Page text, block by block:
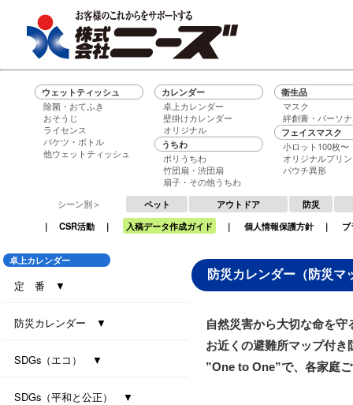
ウェットティッシュ
除菌・おてふき
おそうじ
ライセンス
バケツ・ボトル
他ウェットティッシュ
カレンダー
卓上カレンダー
壁掛けカレンダー
オリジナル
うちわ
ポリうちわ
竹団扇・渋団扇
扇子・その他うちわ
衛生品
マスク
絆創膏・パーソ
フェイスマスク
小ロット100枚〜
オリジナルプリ
パウチ異形
シーン別＞ ペット アウトドア
防災
｜ CSR活動 ｜ 入稿データ作成ガイド ｜ 個人情報保護方針 ｜
卓上カレンダー
定 番 ▼
セブンデイズセブンカラーズ（大）
セブンデイズセブンカラーズ（小）
エコグリーン（大）
エコ ブラウン（大）
エコ ブラウン（小）
セブンデイズセブンカラーズ（eco7）
インデックス・セブンカラーズ (All eco)
インデックス・セブンカラーズ
防災カレンダー ▼
SDGs（エコ） ▼
ｾﾊﾟﾚｰﾄ・ﾂｰﾏﾝｽ・7ｶﾗｰｽﾞ(All eco)
シンプル・セブンカラーズ (All eco)
種付き卓上カレンダー(ﾊﾞｼﾞﾙ)
種付き卓上カレンダー(ｸﾛｰﾊﾞｰ)
SDGs（平和と公正） ▼
防災カレンダー（防災マ
自然災害から大切な命を守
お近くの避難所マップ付き
”One to One”で、各家庭